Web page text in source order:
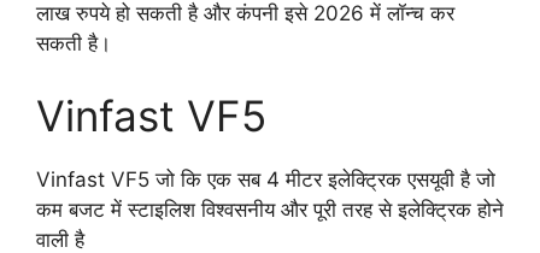
लाख रुपये हो सकती है और कंपनी इसे 2026 में लॉन्च कर
सकती है।
Vinfast VF5
Vinfast VF5 जो कि एक सब 4 मीटर इलेक्ट्रिक एसयूवी है जो
कम बजट में स्टाइलिश विश्वसनीय और पूरी तरह से इलेक्ट्रिक होने
वाली है